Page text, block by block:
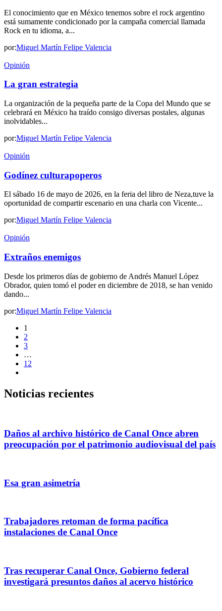
El conocimiento que en México tenemos sobre el rock argentino
está sumamente condicionado por la campaña comercial llamada
Rock en tu idioma, a...
por:Miguel Martín Felipe Valencia
Opinión
La gran estrategia
La organización de la pequeña parte de la Copa del Mundo que se
celebrará en México ha traído consigo diversas postales, algunas
inolvidables...
por:Miguel Martín Felipe Valencia
Opinión
Godínez culturapoperos
El sábado 16 de mayo de 2026, en la feria del libro de Neza,tuve la
oportunidad de compartir escenario en una charla con Vicente...
por:Miguel Martín Felipe Valencia
Opinión
Extraños enemigos
Desde los primeros días de gobierno de Andrés Manuel López
Obrador, quien tomó el poder en diciembre de 2018, se han venido
dando...
por:Miguel Martín Felipe Valencia
1
2
3
…
12
Noticias recientes
Daños al archivo histórico de Canal Once abren
preocupación por el patrimonio audiovisual del país
Esa gran asimetría
Trabajadores retoman de forma pacífica
instalaciones de Canal Once
Tras recuperar Canal Once, Gobierno federal
investigará presuntos daños al acervo histórico